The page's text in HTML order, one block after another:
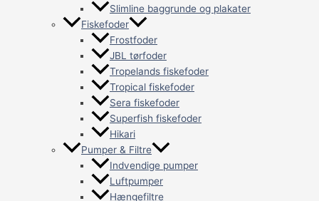
Slimline baggrunde og plakater
Fiskefoder
Frostfoder
JBL tørfoder
Tropelands fiskefoder
Tropical fiskefoder
Sera fiskefoder
Superfish fiskefoder
Hikari
Pumper & Filtre
Indvendige pumper
Luftpumper
Hængefiltre